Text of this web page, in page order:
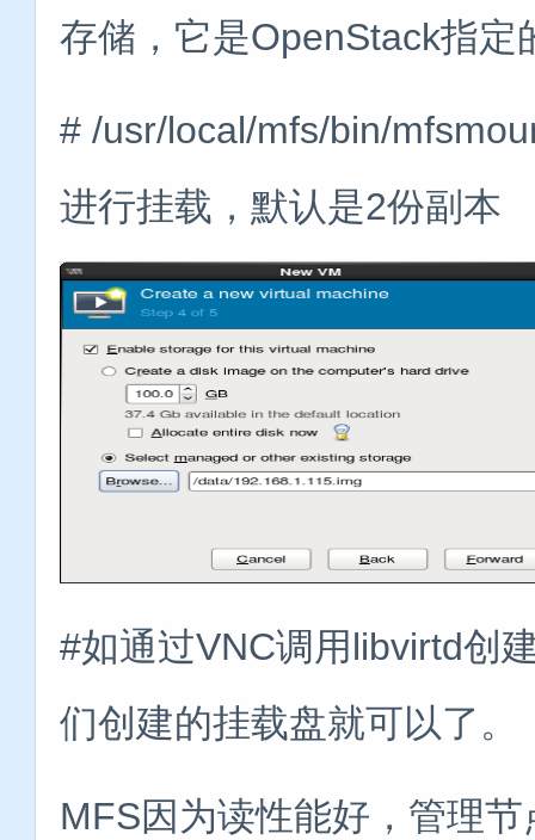
存储，它是OpenStack指定
# /usr/local/mfs/bin/
进行挂载，默认是2份副本
#如通过VNC调用libvirtd创
们创建的挂载盘就可以了。
MFS因为读性能好，管理